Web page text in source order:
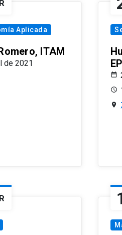
Aplicada
ITAM
de 2021